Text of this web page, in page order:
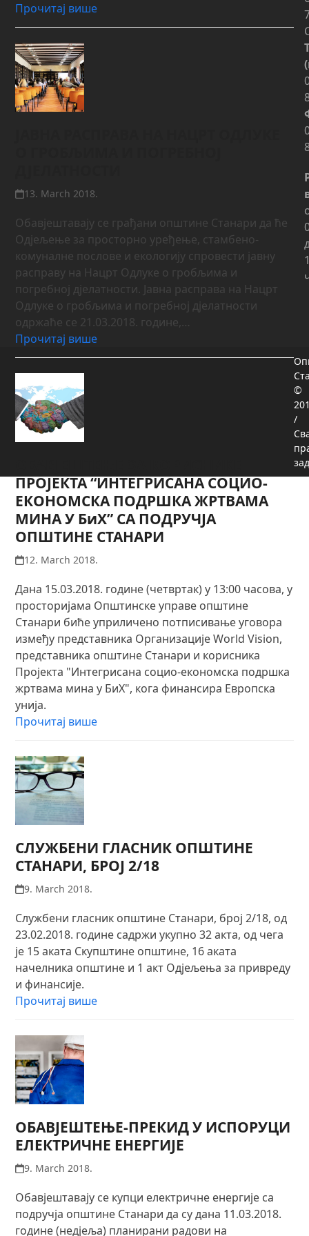
Прочитај више
13. March 2018.
Обавјештавају се грађани општине Станари да ће
Одјељење за просторно уређење, стамбено-
комуналне послове и екологију спровести јавну
расправу на Нацрт Одлуке о гробљима и
погребној дјелатности. Јавнa расправa на Нацрт
Одлуке о гробљима и погребној дјелатности
одржаће се 21.03.2018. године,…
Прочитај више
ПРОЈЕКТА “ИНТЕГРИСАНА СОЦИО-
ЕКОНОМСКА ПОДРШКА ЖРТВАМА
МИНА У БиХ” СА ПОДРУЧЈА
ОПШТИНЕ СТАНАРИ
12. March 2018.
Дана 15.03.2018. године (четвртак) у 13:00 часова, у
просторијама Општинске управе општине
Станари биће уприличено потписивање уговора
између представника Организације World Vision,
представника општине Станари и корисника
Пројекта "Интегрисана социо-економска подршка
жртвама мина у БиХ", кога финансира Европска
унија.
Прочитај више
СЛУЖБЕНИ ГЛАСНИК ОПШТИНЕ
СТАНАРИ, БРОЈ 2/18
9. March 2018.
Службени гласник општине Станари, број 2/18, од
23.02.2018. године садржи укупно 32 акта, од чега
је 15 аката Скупштине општине, 16 аката
начелника општине и 1 акт Одјељења за привреду
и финансије.
Прочитај више
ОБАВЈЕШТЕЊЕ-ПРЕКИД У ИСПОРУЦИ
ЕЛЕКТРИЧНЕ ЕНЕРГИЈЕ
9. March 2018.
Обавјештавају се купци електричне енергије са
подручја општине Станари да су дана 11.03.2018.
године (недјеља) планирани радови на
©
/